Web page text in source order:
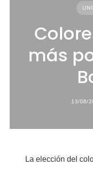
más
13/08/
La elección del